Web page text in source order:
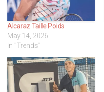
Alcaraz Taille Poids
May 14, 2026
In "Trends"